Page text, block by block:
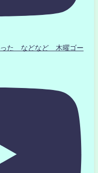
った などなど 木曜ゴー